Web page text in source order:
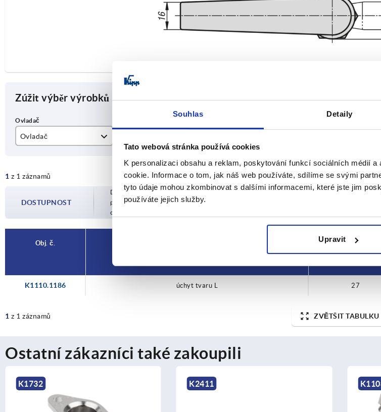
Souhlas Detaily
Tato webová stránka používá cookies
K personalizaci obsahu a reklam, poskytování funkcí sociálních médií
cookie. Informace o tom, jak náš web používáte, sdílíme se svými
tyto údaje mohou zkombinovat s dalšími informacemi, které jste jim
používáte jejich služby.
Upravit
Zúžit výběr výrobků
Ovladač
1 z 1 záznamů ZVĚTŠIT TABULKU
DOSTUPNOST
Dostupnost je aktualizována několikrát denně v pravidelných intervalech. O
potvrzeném datu odeslání budete informováni v posledním kroku před dokončením
objednávky.
Obj. č.
SW
K1110.1186 úchyt tvaru L 27
1 z 1 záznamů ZVĚTŠIT TABULKU
Ostatní zákazníci také zakoupili
K2411 K1108